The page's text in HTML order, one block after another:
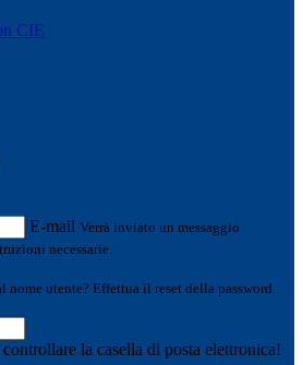
CIE
E-mail Verrà inviato un messaggio
necessarie.
nome utente? Effettua il reset della password
la casella di posta elettronica!